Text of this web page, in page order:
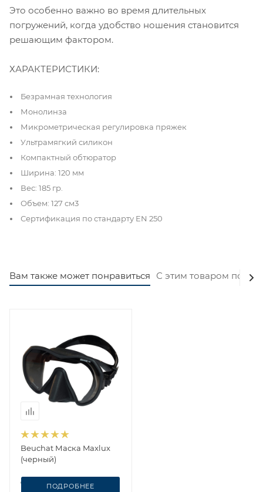
Это особенно важно во время длительных
погружений, когда удобство ношения становится
решающим фактором.
ХАРАКТЕРИСТИКИ:
Безрамная технология
Монолинза
Микрометрическая регулировка пряжек
Ультрамягкий силикон
Компактный обтюратор
Ширина: 120 мм
Вес: 185 гр.
Объем: 127 см3
Сертификация по стандарту EN 250
Вам также может понравиться С этим товаром
Beuchat Маска Maxlux
(черный)
от 13 000 ₽
ПОДРОБНЕЕ